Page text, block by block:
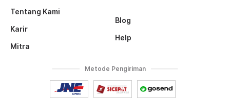
Tentang Kami
Karir
Mitra
Blog
Help
Metode Pengiriman